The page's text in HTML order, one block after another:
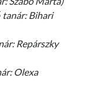
tanár: Bihari
Repárszky
Olexa